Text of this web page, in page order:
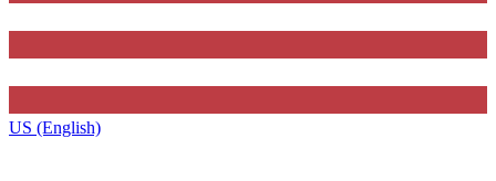
US (English)